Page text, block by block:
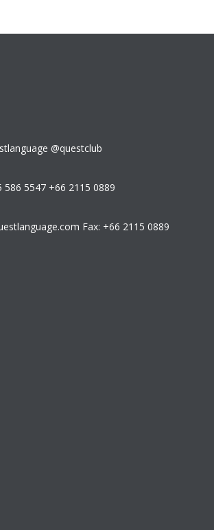
@questclub
586 5547 +66 2115 0889
Fax: +66 2115 0889